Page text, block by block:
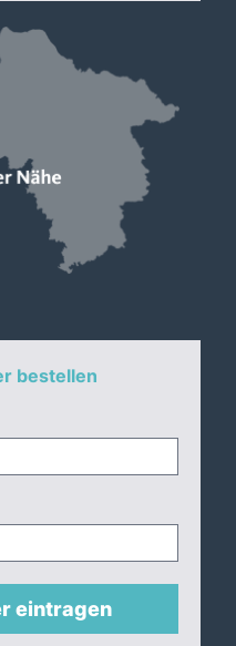
bestellen
eintragen